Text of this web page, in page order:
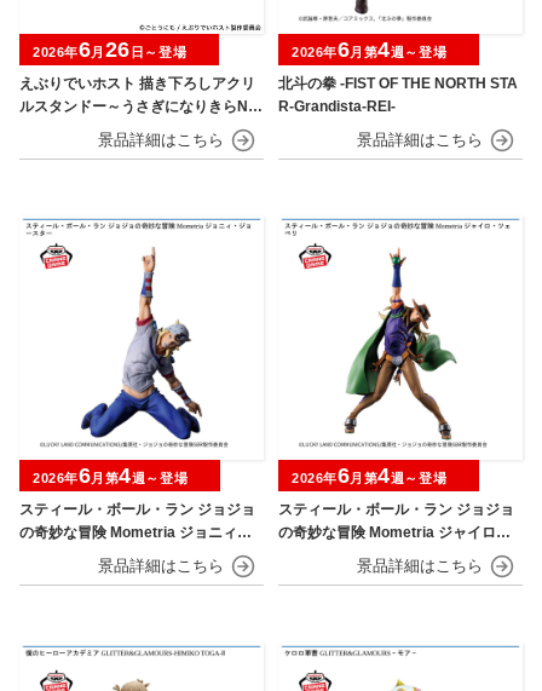
えぶりでいホスト 描き下ろしアクリ
ルスタンドー～うさぎになりきらNIG
2026年6月 26 日～登場
北斗の拳 -FIST OF THE NORTH STA
R-Grandista-REI-
2026年6月第4週～登場
スティール・ボール・ラン ジョジョ
の奇妙な冒険 Mometria ジョニィ・
ジョースター
2026年6月第4週～登場
スティール・ボール・ラン ジョジョ
の奇妙な冒険 Mometria ジャイロ・
2026年6月第4週～登場